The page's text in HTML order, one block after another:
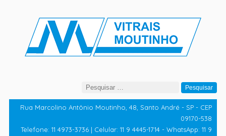
Pesquisar
por:
Rua Marcolino Antônio Moutinho, 48, Santo André - SP - CEP
09170-538
Telefone: 11 4973-3736 | Celular: 11 9 4445-1714 - WhatsApp: 11 9